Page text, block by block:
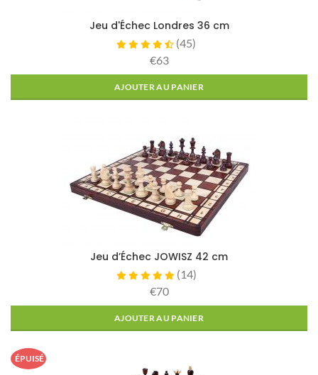
Jeu d'Échec Londres 36 cm
(45)
€63
AJOUTER AU PANIER
Jeu d’Échec JOWISZ 42 cm
(14)
€70
AJOUTER AU PANIER
ÉPUISÉ